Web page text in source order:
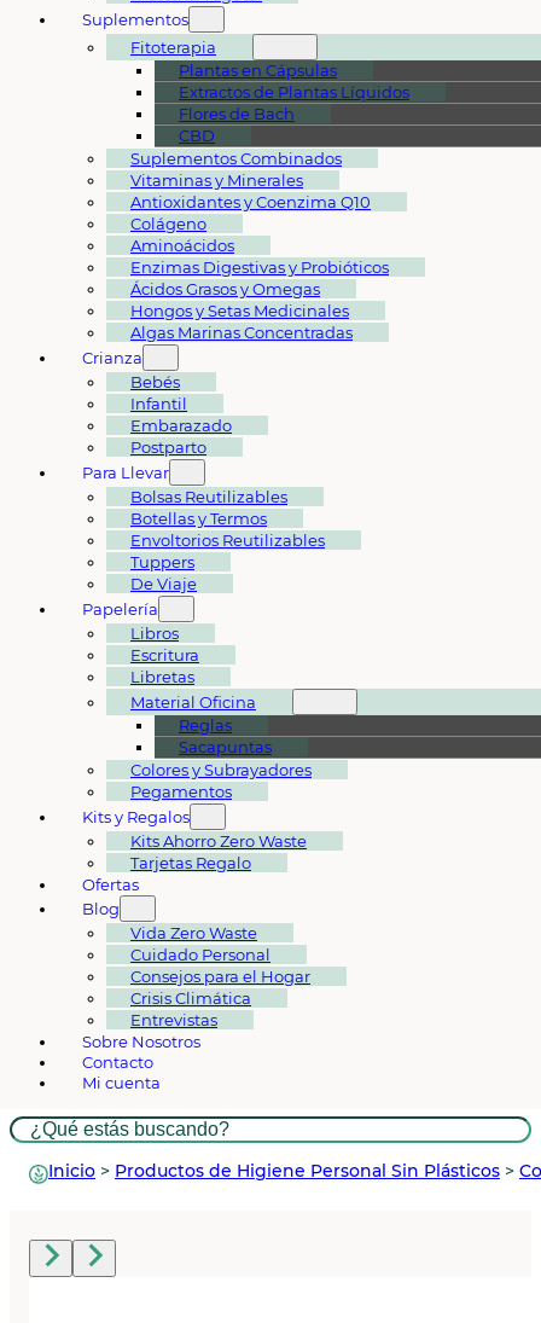
Suplementos
Fitoterapia
Plantas en Cápsulas
Extractos de Plantas Líquidos
Flores de Bach
CBD
Suplementos Combinados
Vitaminas y Minerales
Antioxidantes y Coenzima Q10
Colágeno
Aminoácidos
Enzimas Digestivas y Probióticos
Ácidos Grasos y Omegas
Hongos y Setas Medicinales
Algas Marinas Concentradas
Crianza
Bebés
Infantil
Embarazado
Postparto
Para Llevar
Bolsas Reutilizables
Botellas y Termos
Envoltorios Reutilizables
Tuppers
De Viaje
Papelería
Libros
Escritura
Libretas
Material Oficina
Reglas
Sacapuntas
Colores y Subrayadores
Pegamentos
Kits y Regalos
Kits Ahorro Zero Waste
Tarjetas Regalo
Ofertas
Blog
Vida Zero Waste
Cuidado Personal
Consejos para el Hogar
Crisis Climática
Entrevistas
Sobre Nosotros
Contacto
Mi cuenta
Buscar
Inicio > Productos de Higiene Personal Sin Plásticos >